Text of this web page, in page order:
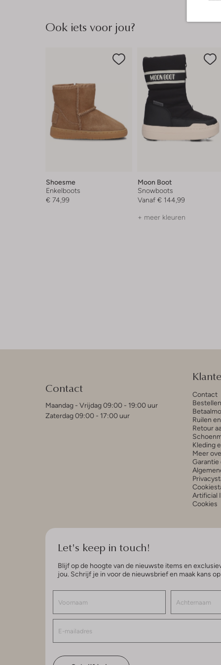
Ook iets voor jou?
Shoesme
Enkelboots
€ 74,99
Moon Boot
Snowboots
Vanaf € 144,99
+ meer kleuren
Contact
Maandag - Vrijdag 09:00 - 19:00 uur
Zaterdag 09:00 - 17:00 uur
Contact
Ruilen
Retour
Kleding
Meer
Garantie
Artificial
Cookies
Let's keep in touch!
Blijf op de hoogte van de nieuwste items en
jou. Schrijf je in voor de nieuwsbrief en maak kans